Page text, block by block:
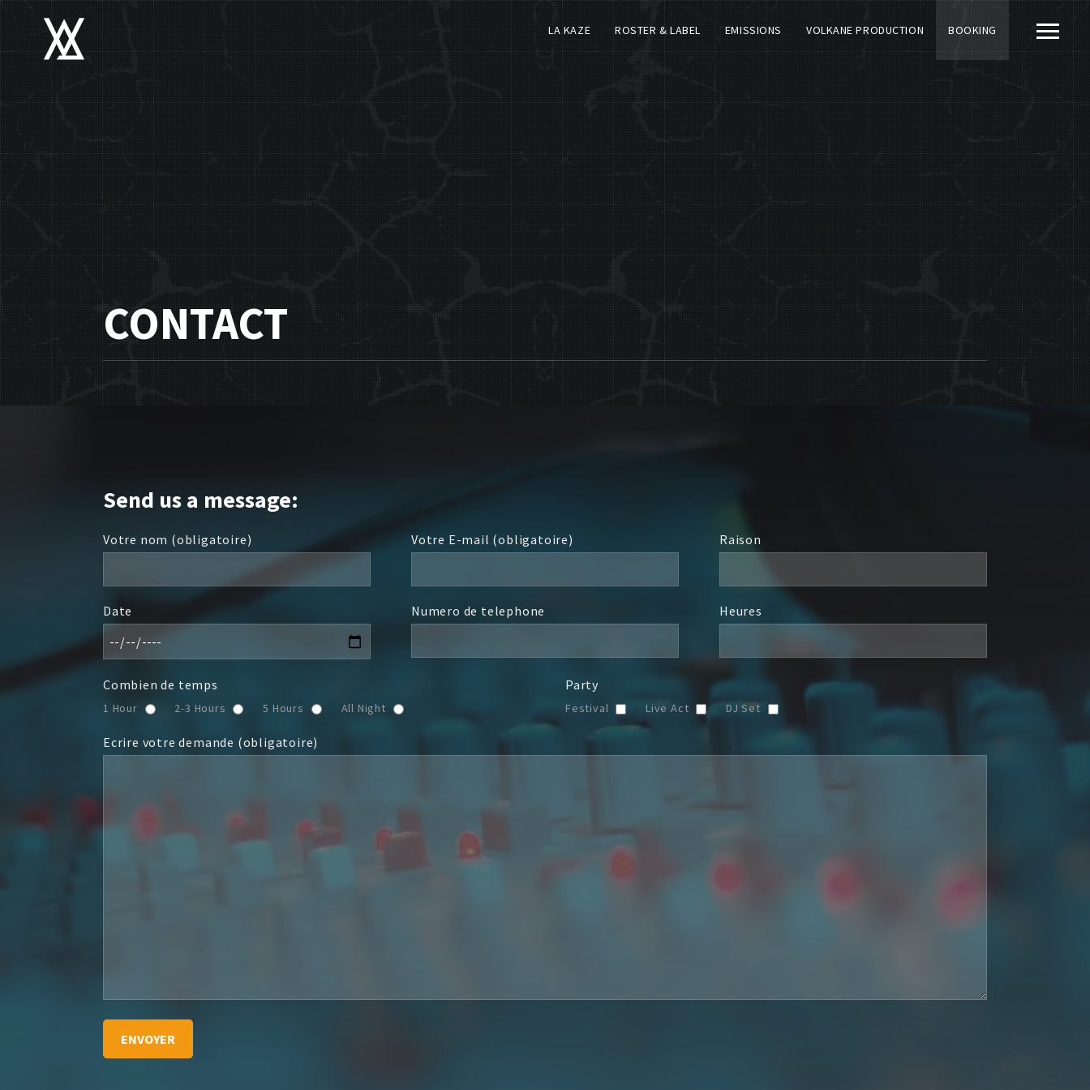
LA KAZE ROSTER & LABEL EMISSIONS VOLKANE PRODUCTION BOOKING
CONTACT
Send us a message:
Votre nom (obligatoire)
Date
Votre E-mail (obligatoire)
Numero de telephone
Raison
Heures
Combien de temps
1 Hour 2-3 Hours 5 Hours All Night
Party
Festival Live Act DJ Set
Ecrire votre demande (obligatoire)